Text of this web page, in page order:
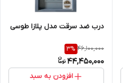
درب ضد سرقت مدل پلازا طوسی
46,100,000
3%
44,450,000
افزودن به سبد